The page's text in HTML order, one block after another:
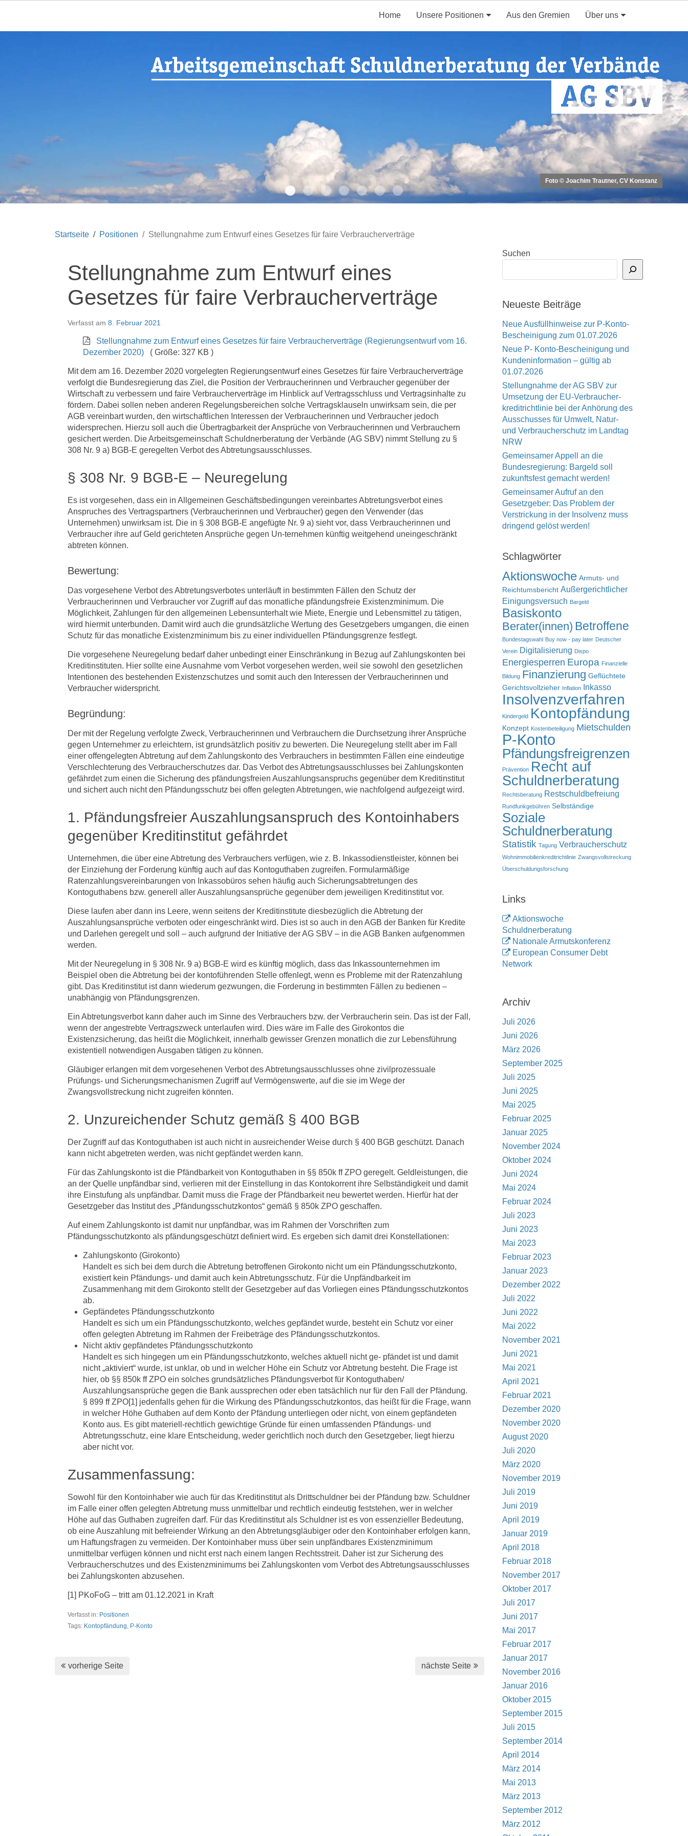
Home Unsere Positionen Aus den Gremien Über uns
Foto © Joachim Trautner, CV Konstanz
Startseite Positionen Stellungnahme zum Entwurf eines Gesetzes für faire Verbraucherverträge
Stellungnahme zum Entwurf eines
Gesetzes für faire Verbraucherverträge
Verfasst am 8. Februar 2021
Stellungnahme zum Entwurf eines Gesetzes für faire Verbraucherverträge (Regierungsentwurf vom 16.
Dezember 2020)
( Größe: 327 KB )
Mit dem am 16. Dezember 2020 vorgelegten Regierungsentwurf eines Gesetzes für faire Verbraucherverträge
verfolgt die Bundesregierung das Ziel, die Position der Verbraucherinnen und Verbraucher gegenüber der
Wirtschaft zu verbessern und faire Verbraucherverträge im Hinblick auf Vertragsschluss und Vertragsinhalte zu
fördern. Dabei sollen neben anderen Regelungsbereichen solche Vertragsklauseln unwirksam sein, die per
AGB vereinbart wurden, den wirtschaftlichen Interessen der Verbraucherinnen und Verbraucher jedoch
widersprechen. Hierzu soll auch die Übertragbarkeit der Ansprüche von Verbraucherinnen und Verbrauchern
gesichert werden. Die Arbeitsgemeinschaft Schuldnerberatung der Verbände (AG SBV) nimmt Stellung zu §
308 Nr. 9 a) BGB-E geregelten Verbot des Abtretungsausschlusses.
§ 308 Nr. 9 BGB-E – Neuregelung
Es ist vorgesehen, dass ein in Allgemeinen Geschäftsbedingungen vereinbartes Abtretungsverbot eines
Anspruches des Vertragspartners (Verbraucherinnen und Verbraucher) gegen den Verwender (das
Unternehmen) unwirksam ist. Die in § 308 BGB-E angefügte Nr. 9 a) sieht vor, dass Verbraucherinnen und
Verbraucher ihre auf Geld gerichteten Ansprüche gegen Un-ternehmen künftig weitgehend uneingeschränkt
abtreten können.
Bewertung:
Das vorgesehene Verbot des Abtretungsverbotes unterläuft in bestimmten Fällen den Schutz der
Verbraucherinnen und Verbraucher vor Zugriff auf das monatliche pfändungsfreie Existenzminimum. Die
Möglichkeit, Zahlungen für den allgemeinen Lebensunterhalt wie Miete, Energie und Lebensmittel zu tätigen,
wird hiermit unterbunden. Damit wird auch die grundsätzliche Wertung des Gesetzgebers umgangen, die einen
Schutz für das monatliche Existenzminimum bis zu einer individuellen Pfändungsgrenze festlegt.
Die vorgesehene Neuregelung bedarf daher unbedingt einer Einschränkung in Bezug auf Zahlungskonten bei
Kreditinstituten. Hier sollte eine Ausnahme vom Verbot vorgesehen werden, weil sie sowohl den gesetzlichen
Intentionen des bestehenden Existenzschutzes und somit auch den Interessen der Verbraucherinnen und
Verbraucher widerspricht.
Begründung:
Der mit der Regelung verfolgte Zweck, Verbraucherinnen und Verbrauchern die Durchsetzung ihrer Ansprüche
gegen Unternehmer zu erleichtern, ist grundsätzlich positiv zu bewerten. Die Neuregelung stellt aber im Fall
einer offengelegten Abtretung auf dem Zahlungskonto des Verbrauchers in bestimmten Fällen eine eindeutige
Verschlechterung des Verbraucherschutzes dar. Das Verbot des Abtretungsausschlusses bei Zahlungskonten
gefährdet zum einen die Sicherung des pfändungsfreien Auszahlungsanspruchs gegenüber dem Kreditinstitut
und sichert auch nicht den Pfändungsschutz bei offen gelegten Abtretungen, wie nachfolgend aufgezeigt wird.
1. Pfändungsfreier Auszahlungsanspruch des Kontoinhabers
gegenüber Kreditinstitut gefährdet
Unternehmen, die über eine Abtretung des Verbrauchers verfügen, wie z. B. Inkassodienstleister, können bei
der Einziehung der Forderung künftig auch auf das Kontoguthaben zugreifen. Formularmäßige
Ratenzahlungsvereinbarungen von Inkassobüros sehen häufig auch Sicherungsabtretungen des
Kontoguthabens bzw. generell aller Auszahlungsansprüche gegenüber dem jeweiligen Kreditinstitut vor.
Diese laufen aber dann ins Leere, wenn seitens der Kreditinstitute diesbezüglich die Abtretung der
Auszahlungsansprüche verboten oder eingeschränkt wird. Dies ist so auch in den AGB der Banken für Kredite
und Darlehen geregelt und soll – auch aufgrund der Initiative der AG SBV – in die AGB Banken aufgenommen
werden.
Mit der Neuregelung in § 308 Nr. 9 a) BGB-E wird es künftig möglich, dass das Inkassounternehmen im
Beispiel oben die Abtretung bei der kontoführenden Stelle offenlegt, wenn es Probleme mit der Ratenzahlung
gibt. Das Kreditinstitut ist dann wiederum gezwungen, die Forderung in bestimmten Fällen zu bedienen –
unabhängig von Pfändungsgrenzen.
Ein Abtretungsverbot kann daher auch im Sinne des Verbrauchers bzw. der Verbraucherin sein. Das ist der Fall,
wenn der angestrebte Vertragszweck unterlaufen wird. Dies wäre im Falle des Girokontos die
Existenzsicherung, das heißt die Möglichkeit, innerhalb gewisser Grenzen monatlich die zur Lebensführung
existentiell notwendigen Ausgaben tätigen zu können.
Gläubiger erlangen mit dem vorgesehenen Verbot des Abtretungsausschlusses ohne zivilprozessuale
Prüfungs- und Sicherungsmechanismen Zugriff auf Vermögenswerte, auf die sie im Wege der
Zwangsvollstreckung nicht zugreifen könnten.
2. Unzureichender Schutz gemäß § 400 BGB
Der Zugriff auf das Kontoguthaben ist auch nicht in ausreichender Weise durch § 400 BGB geschützt. Danach
kann nicht abgetreten werden, was nicht gepfändet werden kann.
Für das Zahlungskonto ist die Pfändbarkeit von Kontoguthaben in §§ 850k ff ZPO geregelt. Geldleistungen, die
an der Quelle unpfändbar sind, verlieren mit der Einstellung in das Kontokorrent ihre Selbständigkeit und damit
ihre Einstufung als unpfändbar. Damit muss die Frage der Pfändbarkeit neu bewertet werden. Hierfür hat der
Gesetzgeber das Institut des „Pfändungsschutzkontos“ gemäß § 850k ZPO geschaffen.
Auf einem Zahlungskonto ist damit nur unpfändbar, was im Rahmen der Vorschriften zum
Pfändungsschutzkonto als pfändungsgeschützt definiert wird. Es ergeben sich damit drei Konstellationen:
Zahlungskonto (Girokonto)
Handelt es sich bei dem durch die Abtretung betroffenen Girokonto nicht um ein Pfändungsschutzkonto,
existiert kein Pfändungs- und damit auch kein Abtretungsschutz. Für die Unpfändbarkeit im
Zusammenhang mit dem Girokonto stellt der Gesetzgeber auf das Vorliegen eines Pfändungsschutzkontos
ab.
Gepfändetes Pfändungsschutzkonto
Handelt es sich um ein Pfändungsschutzkonto, welches gepfändet wurde, besteht ein Schutz vor einer
offen gelegten Abtretung im Rahmen der Freibeträge des Pfändungsschutzkontos.
Nicht aktiv gepfändetes Pfändungsschutzkonto
Handelt es sich hingegen um ein Pfändungsschutzkonto, welches aktuell nicht ge- pfändet ist und damit
nicht „aktiviert“ wurde, ist unklar, ob und in welcher Höhe ein Schutz vor Abtretung besteht. Die Frage ist
hier, ob §§ 850k ff ZPO ein solches grundsätzliches Pfändungsverbot für Kontoguthaben/
Auszahlungsansprüche gegen die Bank aussprechen oder eben tatsächlich nur für den Fall der Pfändung.
§ 899 ff ZPO[1] jedenfalls gehen für die Wirkung des Pfändungsschutzkontos, das heißt für die Frage, wann
in welcher Höhe Guthaben auf dem Konto der Pfändung unterliegen oder nicht, von einem gepfändeten
Konto aus. Es gibt materiell-rechtlich gewichtige Gründe für einen umfassenden Pfändungs- und
Abtretungsschutz, eine klare Entscheidung, weder gerichtlich noch durch den Gesetzgeber, liegt hierzu
aber nicht vor.
Zusammenfassung:
Sowohl für den Kontoinhaber wie auch für das Kreditinstitut als Drittschuldner bei der Pfändung bzw. Schuldner
im Falle einer offen gelegten Abtretung muss unmittelbar und rechtlich eindeutig feststehen, wer in welcher
Höhe auf das Guthaben zugreifen darf. Für das Kreditinstitut als Schuldner ist es von essenzieller Bedeutung,
ob eine Auszahlung mit befreiender Wirkung an den Abtretungsgläubiger oder den Kontoinhaber erfolgen kann,
um Haftungsfragen zu vermeiden. Der Kontoinhaber muss über sein unpfändbares Existenzminimum
unmittelbar verfügen können und nicht erst nach einem langen Rechtsstreit. Daher ist zur Sicherung des
Verbraucherschutzes und des Existenzminimums bei Zahlungskonten vom Verbot des Abtretungsausschlusses
bei Zahlungskonten abzusehen.
[1] PKoFoG – tritt am 01.12.2021 in Kraft
Verfasst in: Positionen
Tags: Kontopfändung, P-Konto
vorherige Seite nächste Seite
Suchen
Neueste Beiträge
Neue Ausfüllhinweise zur P-Konto-
Bescheinigung zum 01.07.2026
Neue P- Konto-Bescheinigung und
Kundeninformation – gültig ab
01.07.2026
Stellungnahme der AG SBV zur
Umsetzung der EU-Verbraucher-
kreditrichtlinie bei der Anhörung des
Ausschusses für Umwelt, Natur-
und Verbraucherschutz im Landtag
NRW
Gemeinsamer Appell an die
Bundesregierung: Bargeld soll
zukunftsfest gemacht werden!
Gemeinsamer Aufruf an den
Gesetzgeber: Das Problem der
Verstrickung in der Insolvenz muss
dringend gelöst werden!
Schlagwörter
Aktionswoche Armuts- und
Reichtumsbericht Außergerichtlicher
Einigungsversuch Bargeld
Basiskonto
Berater(innen) Betroffene
Bundestagswahl Buy now - pay later Deutscher
Verein Digitalisierung Dispo
Energiesperren Europa Finanzielle
Bildung Finanzierung Geflüchtete
Gerichtsvollzieher Inflation Inkasso
Insolvenzverfahren
Kindergeld Kontopfändung
Konzept Kostenbeteiligung Mietschulden
P-Konto
Pfändungsfreigrenzen
Prävention Recht auf
Schuldnerberatung
Rechtsberatung Restschuldbefreiung
Rundfunkgebühren Selbständige
Soziale
Schuldnerberatung
Statistik Tagung Verbraucherschutz
Wohnimmobilienkreditrichtlinie Zwangsvollstreckung
Überschuldungsforschung
Links
Aktionswoche
Schuldnerberatung
Nationale Armutskonferenz
European Consumer Debt
Network
Archiv
Juli 2026
Juni 2026
März 2026
September 2025
Juli 2025
Juni 2025
Mai 2025
Februar 2025
Januar 2025
November 2024
Oktober 2024
Juni 2024
Mai 2024
Februar 2024
Juli 2023
Juni 2023
Mai 2023
Februar 2023
Januar 2023
Dezember 2022
Juli 2022
Juni 2022
Mai 2022
November 2021
Juni 2021
Mai 2021
April 2021
Februar 2021
Dezember 2020
November 2020
August 2020
Juli 2020
März 2020
November 2019
Juli 2019
Juni 2019
April 2019
Januar 2019
April 2018
Februar 2018
November 2017
Oktober 2017
Juli 2017
Juni 2017
Mai 2017
Februar 2017
Januar 2017
November 2016
Januar 2016
Oktober 2015
September 2015
Juli 2015
September 2014
April 2014
März 2014
Mai 2013
März 2013
September 2012
März 2012